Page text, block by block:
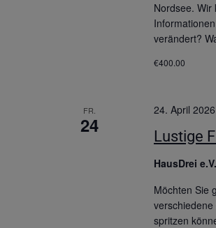
Nordsee. Wir
verändert?
€400.00
FR.
24 Lustige
24. April 2026
HausDrei e.V.
Möchten Sie
spritzen